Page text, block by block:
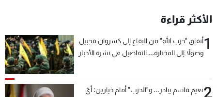
الأكثر قراءة
1أنفاق "حزب الله" من البقاع إلى كسروان فجبيل
وصولاً إلى المختارة... التفاصيل في نشرة الأخبار
2نعيم قاسم يبادر... و"الحزب" أمام خيارين: أيّ